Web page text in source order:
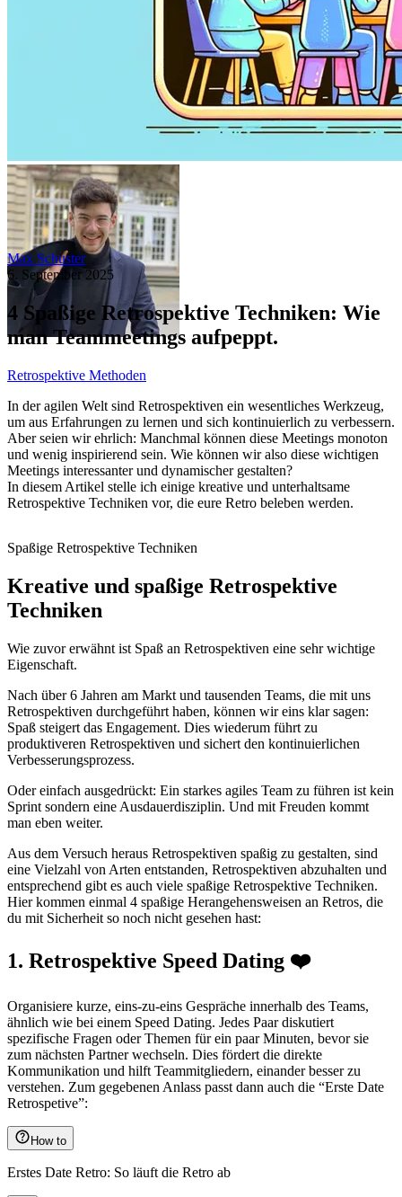
Max Schuster
6. September 2025
4 Spaßige Retrospektive Techniken: Wie
man Teammeetings aufpeppt.
Retrospektive Methoden
In der agilen Welt sind Retrospektiven ein wesentliches Werkzeug,
um aus Erfahrungen zu lernen und sich kontinuierlich zu verbessern.
Aber seien wir ehrlich: Manchmal können diese Meetings monoton
und wenig inspirierend sein. Wie können wir also diese wichtigen
Meetings interessanter und dynamischer gestalten?
In diesem Artikel stelle ich einige kreative und unterhaltsame
Retrospektive Techniken vor, die eure Retro beleben werden.
Spaßige Retrospektive Techniken
Kreative und spaßige Retrospektive
Techniken
Wie zuvor erwähnt ist Spaß an Retrospektiven eine sehr wichtige
Eigenschaft.
Nach über 6 Jahren am Markt und tausenden Teams, die mit uns
Retrospektiven durchgeführt haben, können wir eins klar sagen:
Spaß steigert das Engagement. Dies wiederum führt zu
produktiveren Retrospektiven und sichert den kontinuierlichen
Verbesserungsprozess.
Oder einfach ausgedrückt: Ein starkes agiles Team zu führen ist kein
Sprint sondern eine Ausdauerdisziplin. Und mit Freuden kommt
man eben weiter.
Aus dem Versuch heraus Retrospektiven spaßig zu gestalten, sind
eine Vielzahl von Arten entstanden, Retrospektiven abzuhalten und
entsprechend gibt es auch viele spaßige Retrospektive Techniken.
Hier kommen einmal 4 spaßige Herangehensweisen an Retros, die
du mit Sicherheit so noch nicht gesehen hast:
1. Retrospektive Speed Dating ❤️
Organisiere kurze, eins-zu-eins Gespräche innerhalb des Teams,
ähnlich wie bei einem Speed Dating. Jedes Paar diskutiert
spezifische Fragen oder Themen für ein paar Minuten, bevor sie
zum nächsten Partner wechseln. Dies fördert die direkte
Kommunikation und hilft Teammitgliedern, einander besser zu
verstehen. Zum gegebenen Anlass passt dann auch die “Erste Date
Retrospetive”:
How to
Erstes Date Retro: So läuft die Retro ab